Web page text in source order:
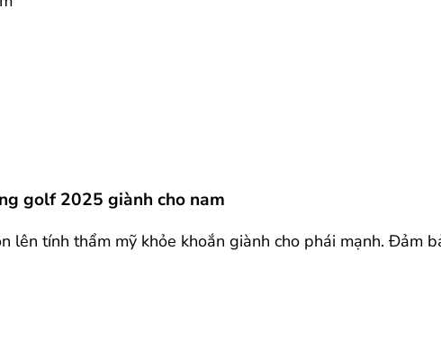
golf 2025 giành cho nam
lên tính thẩm mỹ khỏe khoắn giành cho phái mạnh. Đảm